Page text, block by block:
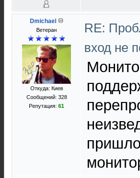
Dmichael
Ветеран
Откуда: Киев
Сообщений: 328
Репутация: 61
RE:
вход не